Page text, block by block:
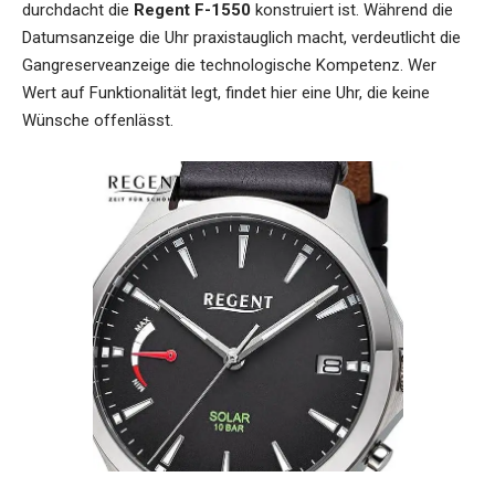
durchdacht die Regent F-1550 konstruiert ist. Während die
Datumsanzeige die Uhr praxistauglich macht, verdeutlicht die
Gangreserveanzeige die technologische Kompetenz. Wer
Wert auf Funktionalität legt, findet hier eine Uhr, die keine
Wünsche offenlässt.